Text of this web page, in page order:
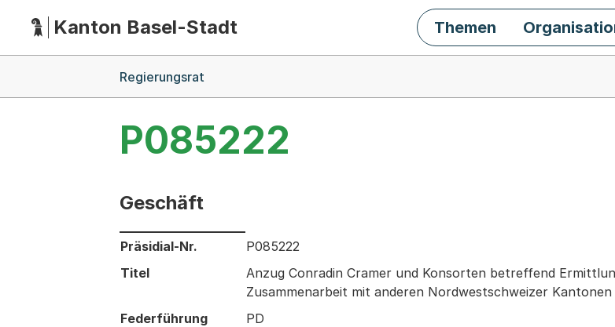
HauptnavigationKanton Basel-Stadt Themen
Regierungsrat
P085222
Geschäft
Informationen zum Ausgewählten Geschäft
Präsidial-Nr.
P085222
Titel
Anzug Conradin Cramer und Konsorten betreffend
Zusammenarbeit mit anderen Nordwestschweizer Kantonen
Federführung
PD